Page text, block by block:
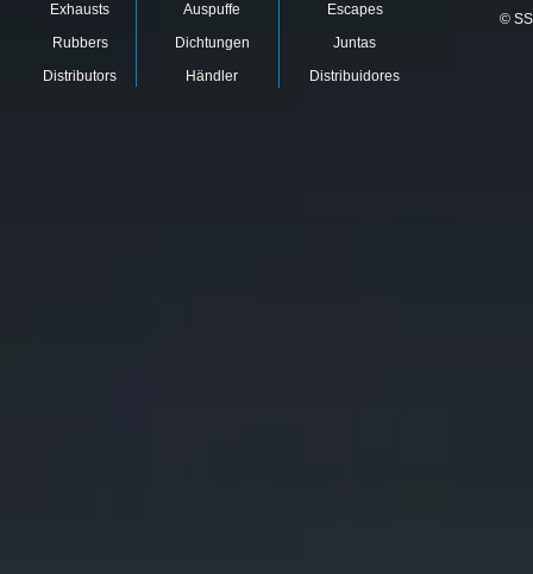
Exhausts
Rubbers
Distributors
Escapes
Juntas
Distribuidores
Auspuffe
Dichtungen
Händler
©